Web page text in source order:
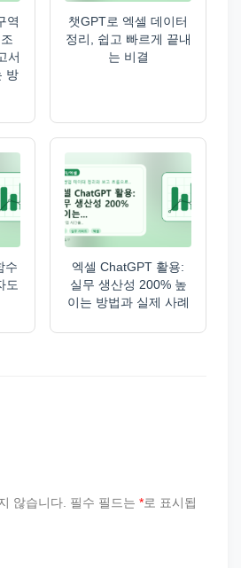
역
서
방
챗GPT로 엑셀 데이터
정리, 쉽고 빠르게 끝내
는 비결
수
도
엑셀 ChatGPT 활용:
실무 생산성 200% 높
이는 방법과 실제 사례
않습니다. 필수 필드는 *로 표시됩